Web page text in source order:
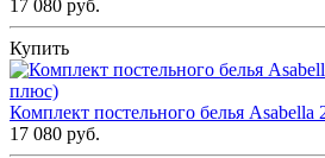
17 080 руб.
Купить
Комплект постельного белья Asabella
17 080 руб.